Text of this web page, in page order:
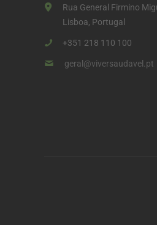
Rua General Firmino
Lisboa, Portugal
+351 218 110 100
geral@viversaudavel.pt